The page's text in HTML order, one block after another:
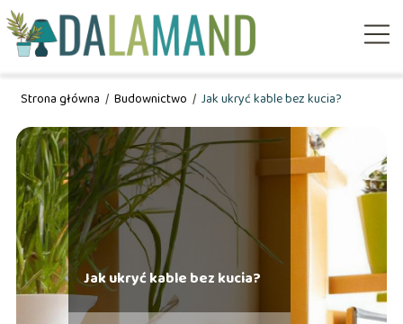
Strona główna / Budownictwo / Jak ukryć kable bez kucia?
Jak ukryć kable bez kucia?